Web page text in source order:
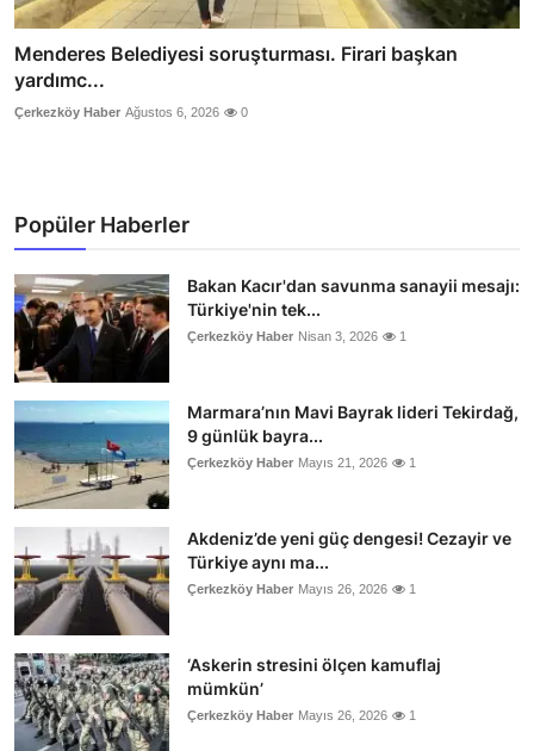
Menderes Belediyesi soruşturması. Firari başkan
yardımc...
Çerkezköy Haber Ağustos 6, 2026 0
Popüler Haberler
Bakan Kacır'dan savunma sanayii mesajı:
Türkiye'nin tek...
Çerkezköy Haber Nisan 3, 2026 1
Marmara’nın Mavi Bayrak lideri Tekirdağ,
9 günlük bayra...
Çerkezköy Haber Mayıs 21, 2026 1
Akdeniz’de yeni güç dengesi! Cezayir ve
Türkiye aynı ma...
Çerkezköy Haber Mayıs 26, 2026 1
‘Askerin stresini ölçen kamuflaj
mümkün’
Çerkezköy Haber Mayıs 26, 2026 1